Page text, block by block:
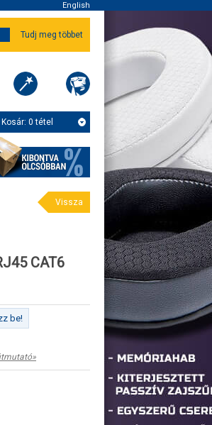
English
Tudj meg többet
Kosár: 0 tétel
Vissza
CAT6
be!